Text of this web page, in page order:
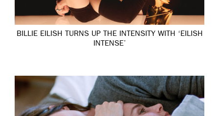
BILLIE EILISH TURNS UP THE INTENSITY WITH ‘EILISH
INTENSE’